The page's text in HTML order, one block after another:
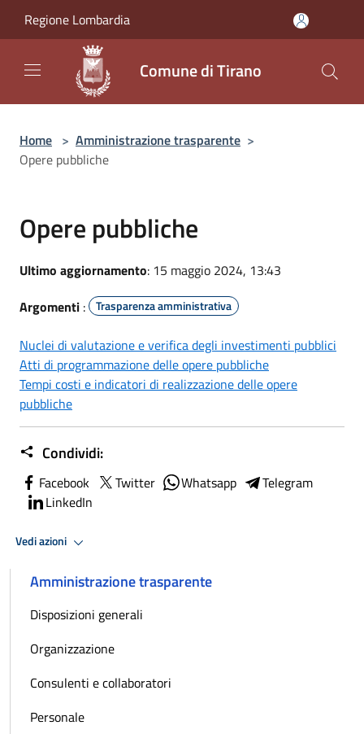
Regione Lombardia
Comune di Tirano
Home > Amministrazione trasparente >
Opere pubbliche
Opere pubbliche
Ultimo aggiornamento: 15 maggio 2024, 13:43
Argomenti : Trasparenza amministrativa
Nuclei di valutazione e verifica degli investimenti pubblici
Atti di programmazione delle opere pubbliche
Tempi costi e indicatori di realizzazione delle opere
pubbliche
Condividi:
Facebook Twitter Whatsapp
Telegram
LinkedIn
Vedi azioni
Amministrazione trasparente
Disposizioni generali
Organizzazione
Consulenti e collaboratori
Personale